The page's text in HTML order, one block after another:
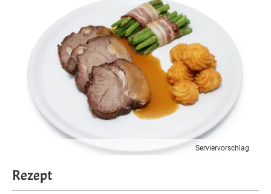
Serviervorschlag
Rezept